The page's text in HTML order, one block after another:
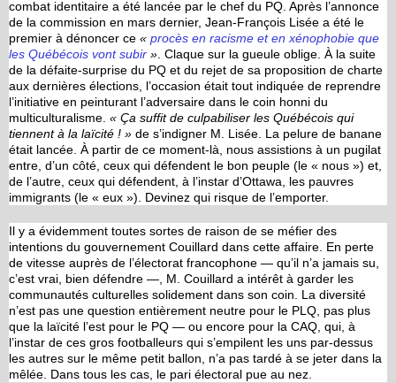
combat identitaire a été lancée par le chef du PQ. Après l’annonce
de la commission en mars dernier, Jean-François Lisée a été le
premier à dénoncer ce « procès en racisme et en xénophobie que
les Québécois vont subir ». Claque sur la gueule oblige. À la suite
de la défaite-surprise du PQ et du rejet de sa proposition de charte
aux dernières élections, l’occasion était tout indiquée de reprendre
l’initiative en peinturant l’adversaire dans le coin honni du
multiculturalisme. « Ça suffit de culpabiliser les Québécois qui
tiennent à la laïcité ! » de s’indigner M. Lisée. La pelure de banane
était lancée. À partir de ce moment-là, nous assistions à un pugilat
entre, d’un côté, ceux qui défendent le bon peuple (le « nous ») et,
de l’autre, ceux qui défendent, à l’instar d’Ottawa, les pauvres
immigrants (le « eux »). Devinez qui risque de l’emporter.
Il y a évidemment toutes sortes de raison de se méfier des
intentions du gouvernement Couillard dans cette affaire. En perte
de vitesse auprès de l’électorat francophone — qu’il n’a jamais su,
c’est vrai, bien défendre —, M. Couillard a intérêt à garder les
communautés culturelles solidement dans son coin. La diversité
n’est pas une question entièrement neutre pour le PLQ, pas plus
que la laïcité l’est pour le PQ — ou encore pour la CAQ, qui, à
l’instar de ces gros footballeurs qui s’empilent les uns par-dessus
les autres sur le même petit ballon, n’a pas tardé à se jeter dans la
mêlée. Dans tous les cas, le pari électoral pue au nez.